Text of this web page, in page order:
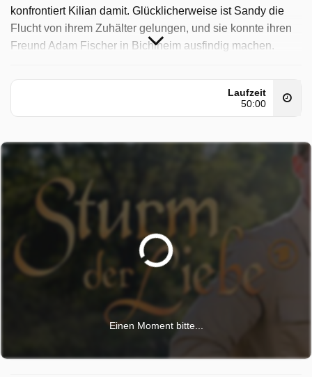
konfrontiert Kilian damit. Glücklicherweise ist Sandy die
Flucht von ihrem Zuhälter gelungen, und sie konnte ihren
Freund Adam Fischer in Bichlheim ausfindig machen.
ausgibt, versteckt die verängstigte und von den Strapazen
erschöpfte Sandy in einer Romantikhütte. Als Olivia erfährt,
dass Adam (als Massimo) eine Romantikhütte reserviert
Hoffnungen auf ein Date. Während Katja merkt, dass Leo
Staffellauf hat, spielt dieser die Verletzung herunter und
stürzt sich erneut in sein Training. Katja ahnt, dass Leo
sich von seinem Liebeskummer ablenken will, und vertraut
sich in ihrer Sorge Yannik an. Beim Training merkt auch
Leo allmählich, dass sein Knie ihm Probleme macht. Doch
eine Begegnung mit Elias erinnert ihn schmerzvoll an
seinen Verlust und er schiebt seine Knieschmerzen
beiseite und trainiert umso verbissener – mit bösen Folgen.
Laufzeit
50:00
Einen Moment bitte...